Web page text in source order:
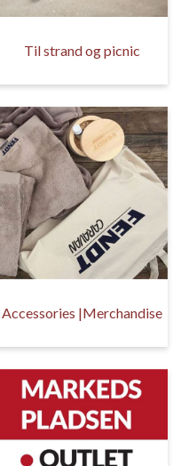
Til strand og picnic
Accessories |Merchandise